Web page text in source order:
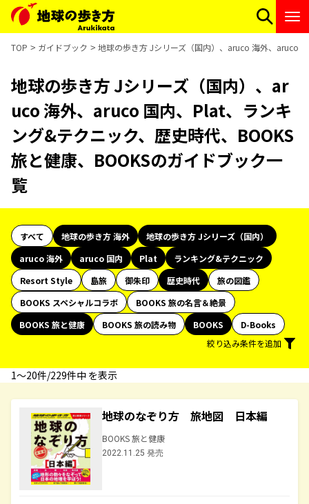
TOP ガイドブック 地球の歩き方 Jシリーズ（国内）、aruco 海外、aruco
地球の歩き方 Jシリーズ（国内）、ar
uco 海外、aruco 国内、Plat、ランキ
ング&テクニック、歴史時代、BOOKS
旅と健康、BOOKSのガイドブック一
覧
すべて 地球の歩き方 海外
地球の歩き方 Jシリーズ（国内）
aruco 海外
aruco 国内 Plat
ランキング&テクニック
Resort Style
島旅 御朱印 歴史時代
旅の図鑑
BOOKS スペシャルコラボ
BOOKS 旅の名言＆絶景
BOOKS 旅と健康
BOOKS 旅の読み物 BOOKS
D-Books
絞り込み条件を追加
1〜20件/229件中 を表示
地球のなぞり方 旅地図 日本編
BOOKS 旅と健康
2022.11.25 発売